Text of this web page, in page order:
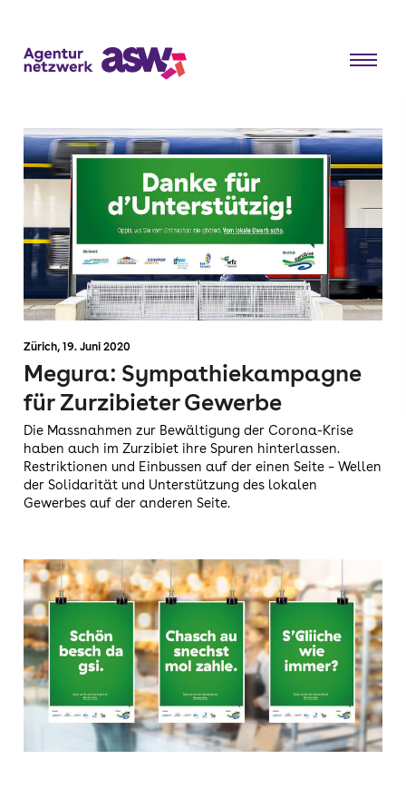
Zürich,19. Juni 2020
Megura: Sympathiekampagne
für Zurzibieter Gewerbe
Die Massnahmen zur Bewältigung der Corona-Krise
haben auch im Zurzibiet ihre Spuren hinterlassen.
Restriktionen und Einbussen auf der einen Seite – Wellen
der Solidarität und Unterstützung des lokalen
Gewerbes auf der anderen Seite.